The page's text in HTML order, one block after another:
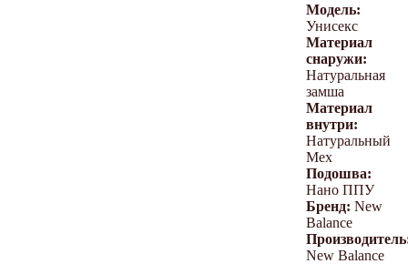
Модель:
Унисекс
Материал
снаружи:
Натуральная
замша
Материал
внутри:
Натуральный
Мех
Подошва:
Нано ППУ
Бренд: New
Balance
New Balance